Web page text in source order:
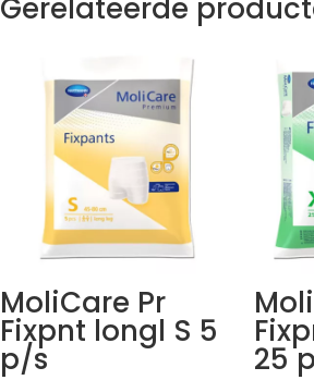
Gerelateerde
MoliCare Pr
Fixpnt longl S 5
p/s 25